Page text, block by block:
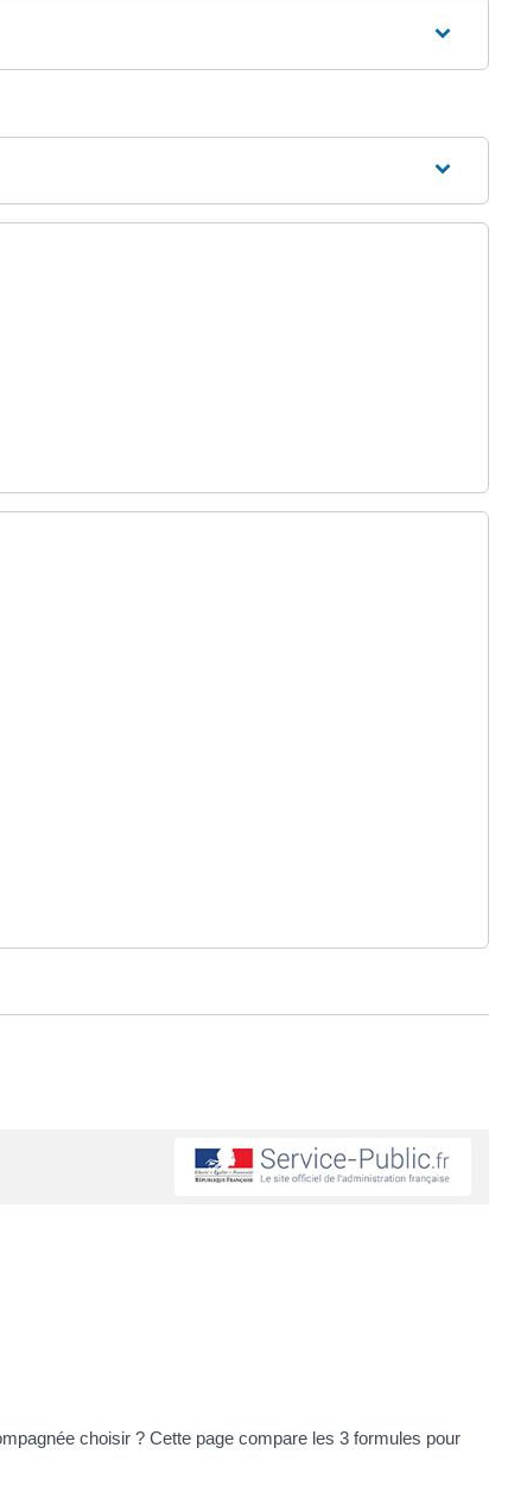
choisir ? Cette page compare les 3 formules pour